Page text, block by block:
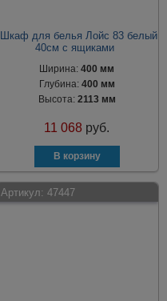
Шкаф для белья Лойс 83 белый
40см с ящиками
Ширина:400 мм
Глубина: 400 мм
Высота: 2113 мм
11 068 руб.
Артикул: 47447